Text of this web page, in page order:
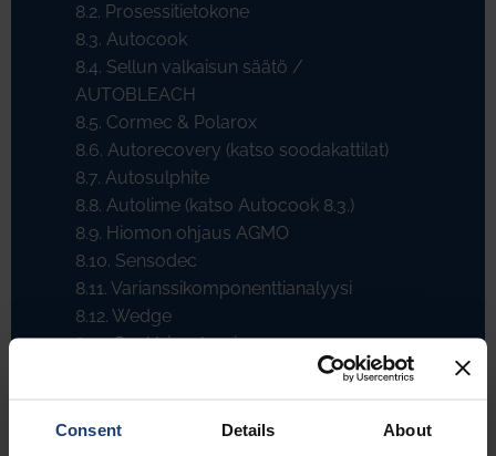
Consent Details About
8.2. Prosessitietokone
8.3. Autocook
8.4. Sellun valkaisun säätö /
AUTOBLEACH
8.5. Cormec & Polarox
8.6. Autorecovery (katso soodakattilat)
8.7. Autosulphite
8.8. Autolime (katso Autocook 8.3.)
8.9. Hiomon ohjaus AGMO
8.10. Sensodec
8.11. Varianssikomponenttianalyysi
8.12. Wedge
8.13. Spektrianalyysi
8.15. Hierrejauhimen terilleen menon esto